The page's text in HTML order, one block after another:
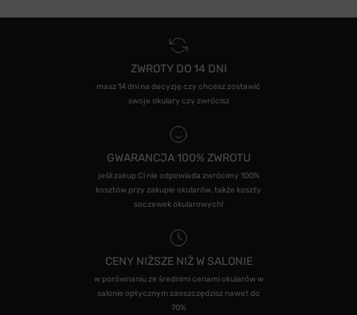
ZWROTY DO 14 DNI
masz 14 dni na decyzję czy chcesz zostawić
swoje okulary czy zwrócisz
GWARANCJA 100% ZWROTU
jeśli zakup Ci nie odpowiada zwrócimy 100%
kosztów przy zakupie okularów, także koszty
soczewek okularowych!
CENY NIŻSZE NIŻ W SALONIE
w porównaniu ze średnimi cenami okularów w
salonie optycznym zaoszczędzisz nawet do
70%